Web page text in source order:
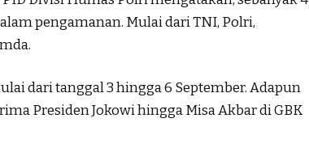
pengamanan. Mulai dari TNI, Polri,
dari tanggal 3 hingga 6 September. Adapun
Presiden Jokowi hingga Misa Akbar di GBK